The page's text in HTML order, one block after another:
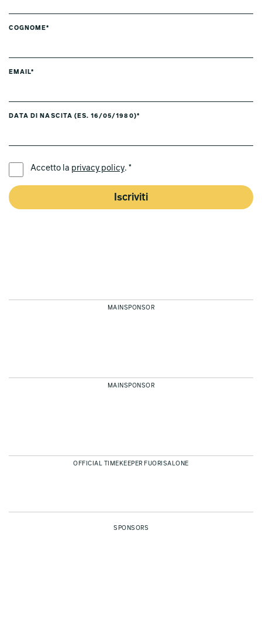
COGNOME*
EMAIL*
DATA DI NASCITA (ES. 16/05/1980)*
Accetto la privacy policy. *
Iscriviti
MAINSPONSOR
MAINSPONSOR
OFFICIAL TIMEKEEPER FUORISALONE
SPONSORS